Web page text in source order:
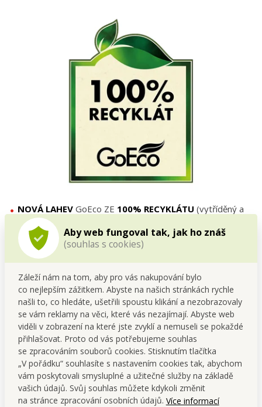
Aby web fungoval tak, jak ho znáš
(souhlas s cookies)
Záleží nám na tom, aby pro vás nakupování bylo
co nejlepším zážitkem. Abyste na našich stránkách rychle
našli to, co hledáte, ušetřili spoustu klikání a nezobrazovaly
se vám reklamy na věci, které vás nezajímají. Abyste web
viděli v zobrazení na které jste zvyklí a nemuseli se pokaždé
přihlašovat. Proto od vás potřebujeme souhlas
se zpracováním souborů cookies. Stisknutím tlačítka
„V pořádku“ souhlasíte s nastavením cookies tak, abychom
vám poskytovali smysluplné a užitečné služby na základě
vašich údajů. Svůj souhlas můžete kdykoli změnit
na stránce zpracování osobních údajů. Více informací
NOVÁ LAHEV GoEco ZE 100% RECYKLÁTU (vytříděný a
omytý plast)
100 % hmotnosti této lahve tvoří plasty, které lidé vytřídili
a odevzdali do sběru